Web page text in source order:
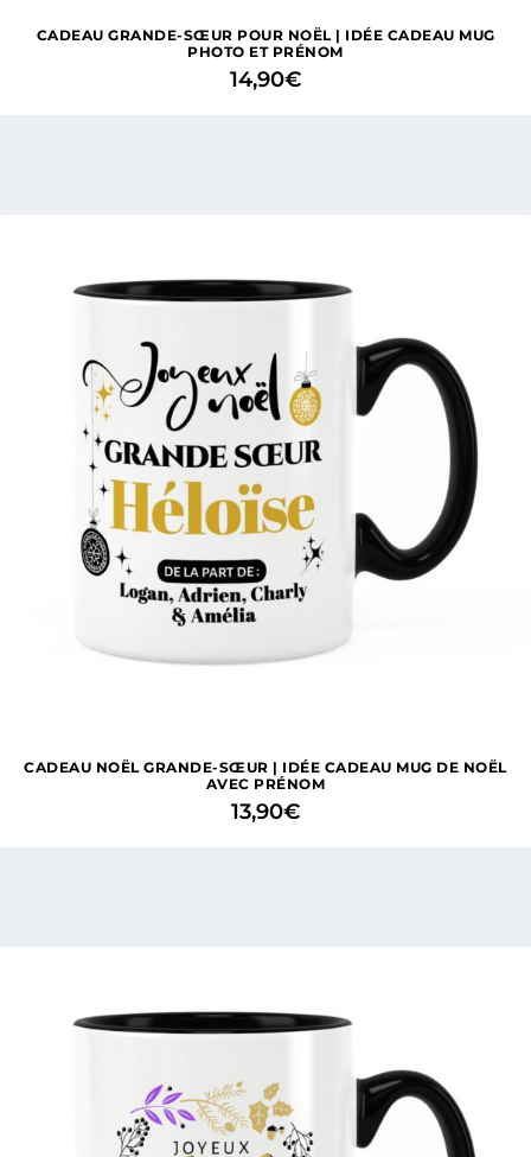
CADEAU GRANDE-SŒUR POUR NOËL | IDÉE CADEAU MUG
PHOTO ET PRÉNOM
14,90€
CADEAU NOËL GRANDE-SŒUR | IDÉE CADEAU MUG DE NOËL
AVEC PRÉNOM
13,90€